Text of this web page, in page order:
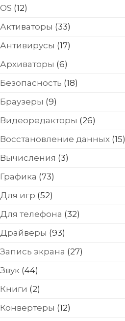
OS (12)
Активаторы (33)
Антивирусы (17)
Архиваторы (6)
Безопасность (18)
Браузеры (9)
Видеоредакторы (26)
Восстановление данных (15)
Вычисления (3)
Графика (73)
Для игр (52)
Для телефона (32)
Драйверы (93)
Запись экрана (27)
Звук (44)
Книги (2)
Конвертеры (12)